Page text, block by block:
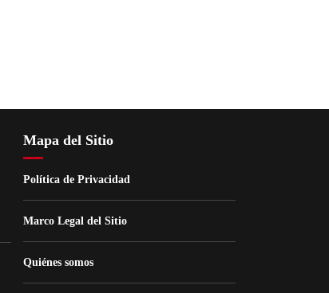
Mapa del Sitio
Política de Privacidad
Marco Legal del Sitio
Quiénes somos